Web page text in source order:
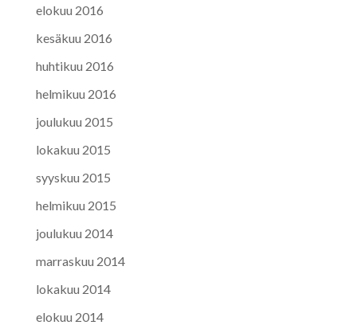
elokuu 2016
kesäkuu 2016
huhtikuu 2016
helmikuu 2016
joulukuu 2015
lokakuu 2015
syyskuu 2015
helmikuu 2015
joulukuu 2014
marraskuu 2014
lokakuu 2014
elokuu 2014